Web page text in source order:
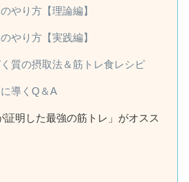
やり方【理論編】
やり方【実践編】
質の摂取法＆筋トレ食レシピ
導くQ＆A
証明した最強の筋トレ」がオスス